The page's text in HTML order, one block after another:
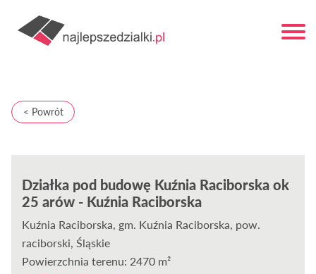
< Powrót
Działka pod budowę Kuźnia Raciborska ok
25 arów - Kuźnia Raciborska
Kuźnia Raciborska, gm. Kuźnia Raciborska, pow.
raciborski, Śląskie
Powierzchnia terenu: 2470 m²